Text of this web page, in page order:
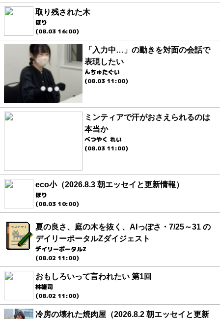
取り残された木
ほり
(08.03 16:00)
「入力中…」の動きを対面の会話で
表現したい
んちゅたぐい
(08.03 11:00)
ミンティアで汗がおさえられるのは
本当か
べつやく れい
(08.03 11:00)
eco小（2026.8.3 朝エッセイと更新情報）
ほり
(08.03 10:00)
夏の良さ、庭の木を抜く、AIっぽさ・7/25～31 の
デイリーポータルZダイジェスト
デイリーポータルZ
(08.02 11:00)
おもしろいって言われたい 第1回
林雄司
(08.02 11:00)
冷房の壊れた焼肉屋（2026.8.2 朝エッセイと更新